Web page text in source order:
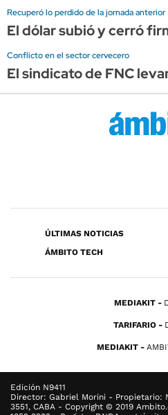
Recuperó lo perdido de la jornada anterior
El dólar subió y cerró
Conflicto en el sector cervecero
El sindicato de FNC
ÚLTIMAS NOTICIAS
ÁMBITO TECH
MEDIAKIT
TARIFARIO
MEDIAKIT
Edición N9411
Director: Gabriel Morini - Propietario:
3551, CABA - Copyright © 2019